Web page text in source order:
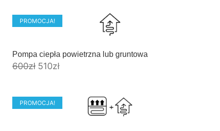
PROMOCJA!
Pompa ciepła powietrzna lub gruntowa
600zł 510zł
PROMOCJA!